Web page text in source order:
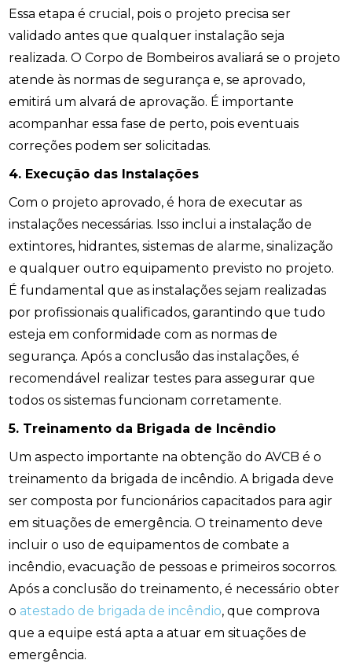
Essa etapa é crucial, pois o projeto precisa ser
validado antes que qualquer instalação seja
realizada. O Corpo de Bombeiros avaliará se o projeto
atende às normas de segurança e, se aprovado,
emitirá um alvará de aprovação. É importante
acompanhar essa fase de perto, pois eventuais
correções podem ser solicitadas.
4. Execução das Instalações
Com o projeto aprovado, é hora de executar as
instalações necessárias. Isso inclui a instalação de
extintores, hidrantes, sistemas de alarme, sinalização
e qualquer outro equipamento previsto no projeto.
É fundamental que as instalações sejam realizadas
por profissionais qualificados, garantindo que tudo
esteja em conformidade com as normas de
segurança. Após a conclusão das instalações, é
recomendável realizar testes para assegurar que
todos os sistemas funcionam corretamente.
5. Treinamento da Brigada de Incêndio
Um aspecto importante na obtenção do AVCB é o
treinamento da brigada de incêndio. A brigada deve
ser composta por funcionários capacitados para agir
em situações de emergência. O treinamento deve
incluir o uso de equipamentos de combate a
incêndio, evacuação de pessoas e primeiros socorros.
Após a conclusão do treinamento, é necessário obter
o atestado de brigada de incêndio, que comprova
que a equipe está apta a atuar em situações de
emergência.